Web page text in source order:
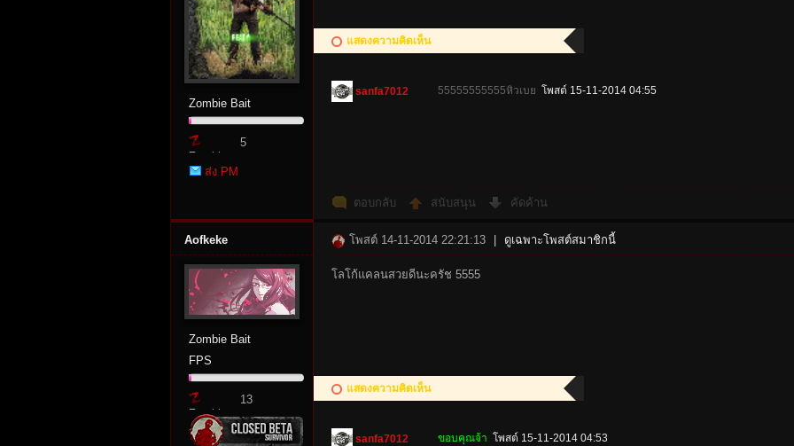
es
Zombie Bait
Zombie
Point
5
ส่ง PM
แสดงความคิดเห็น
sanfa7012 55555555555หิวเบย โพสต์ 15-11-2014 04:55
ตอบกลับ สนับสนุน คัดค้าน
Aofkeke
Zombie Bait
FPS
Zombie
Point
13
โพสต์ 14-11-2014 22:21:13 ดูเฉพาะโพสต์สมาชิกนี้
โลโก้แคลนสวยดีนะครัช 5555
แสดงความคิดเห็น
sanfa7012 ขอบคุณจ้า โพสต์ 15-11-2014 04:53